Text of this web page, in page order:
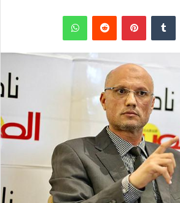
لينكدإن بينتيريست